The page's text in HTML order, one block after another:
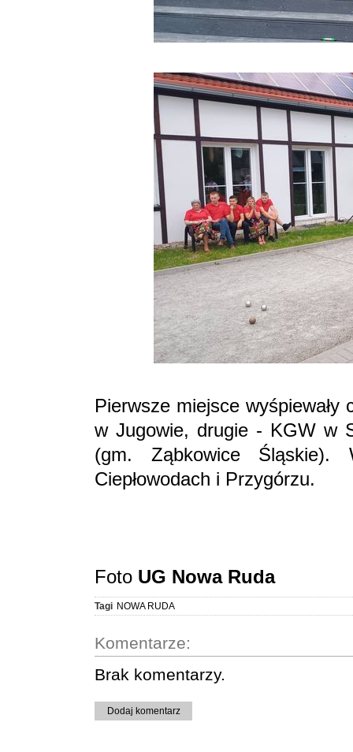
Pierwsze miejsce wyśpiewały
w Jugowie, drugie - KGW w
(gm. Ząbkowice Śląskie).
Ciepłowodach i Przygórzu.
Foto UG Nowa Ruda
Tagi NOWA RUDA
Komentarze:
Brak komentarzy.
Dodaj komentarz